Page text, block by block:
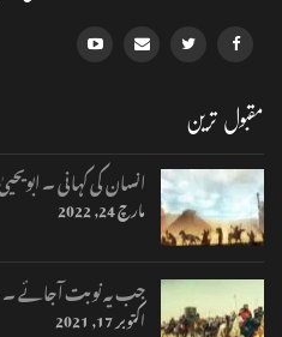
مقبول ترین
انسان کی کہانی ۔
مارچ 24, 2022
جب یہ نوبت آجائے ۔
اکتوبر 17, 2021